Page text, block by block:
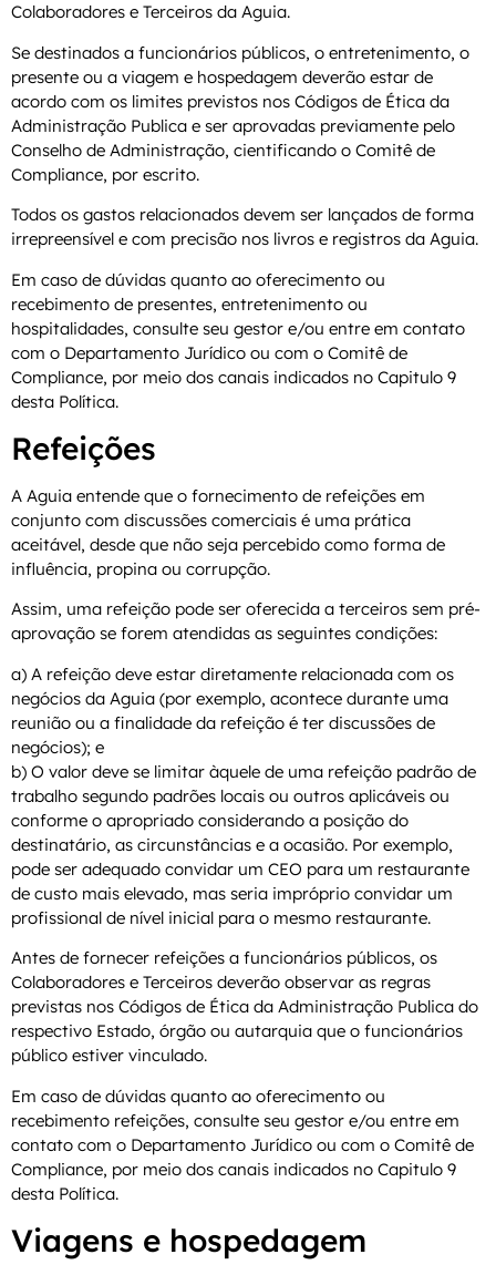
Colaboradores e Terceiros da Aguia.
Se destinados a funcionários públicos, o entretenimento, o
presente ou a viagem e hospedagem deverão estar de
acordo com os limites previstos nos Códigos de Ética da
Administração Publica e ser aprovadas previamente pelo
Conselho de Administração, cientificando o Comitê de
Compliance, por escrito.
Todos os gastos relacionados devem ser lançados de forma
irrepreensível e com precisão nos livros e registros da Aguia.
Em caso de dúvidas quanto ao oferecimento ou
recebimento de presentes, entretenimento ou
hospitalidades, consulte seu gestor e/ou entre em contato
com o Departamento Jurídico ou com o Comitê de
Compliance, por meio dos canais indicados no Capitulo 9
desta Política.
Refeições
A Aguia entende que o fornecimento de refeições em
conjunto com discussões comerciais é uma prática
aceitável, desde que não seja percebido como forma de
influência, propina ou corrupção.
Assim, uma refeição pode ser oferecida a terceiros sem pré-
aprovação se forem atendidas as seguintes condições:
a) A refeição deve estar diretamente relacionada com os
negócios da Aguia (por exemplo, acontece durante uma
reunião ou a finalidade da refeição é ter discussões de
negócios); e
b) O valor deve se limitar àquele de uma refeição padrão de
trabalho segundo padrões locais ou outros aplicáveis ou
conforme o apropriado considerando a posição do
destinatário, as circunstâncias e a ocasião. Por exemplo,
pode ser adequado convidar um CEO para um restaurante
de custo mais elevado, mas seria impróprio convidar um
profissional de nível inicial para o mesmo restaurante.
Antes de fornecer refeições a funcionários públicos, os
Colaboradores e Terceiros deverão observar as regras
previstas nos Códigos de Ética da Administração Publica do
respectivo Estado, órgão ou autarquia que o funcionários
público estiver vinculado.
Em caso de dúvidas quanto ao oferecimento ou
recebimento refeições, consulte seu gestor e/ou entre em
contato com o Departamento Jurídico ou com o Comitê de
Compliance, por meio dos canais indicados no Capitulo 9
desta Política.
Viagens e hospedagem